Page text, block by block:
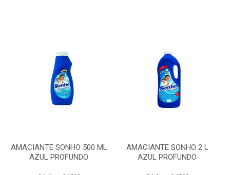
AMACIANTE SONHO 500 ML
AZUL PROFUNDO
AMACIANTE SONHO 2 L
AZUL PROFUNDO